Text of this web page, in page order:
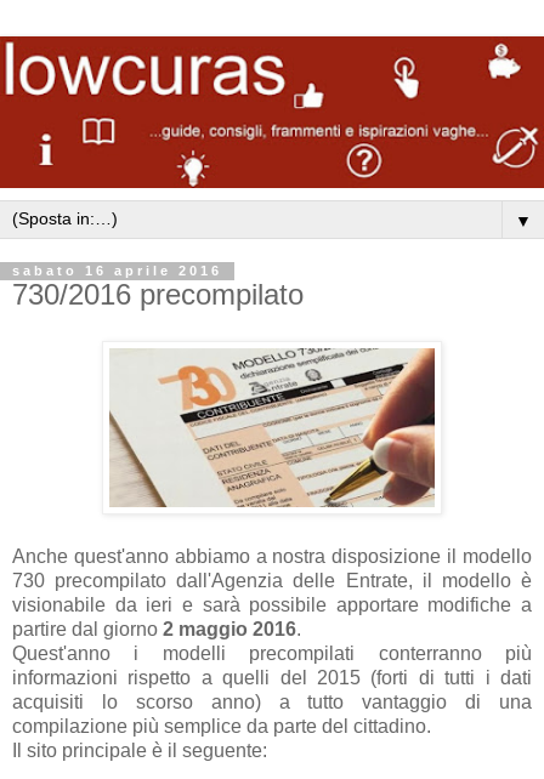
▼
sabato 16 aprile 2016
730/2016 precompilato
Anche quest'anno abbiamo a nostra disposizione il modello
730 precompilato dall'Agenzia delle Entrate, il modello è
visionabile da ieri e sarà possibile apportare modifiche a
partire dal giorno 2 maggio 2016.
Quest'anno i modelli precompilati conterranno più
informazioni rispetto a quelli del 2015 (forti di tutti i dati
acquisiti lo scorso anno) a tutto vantaggio di una
compilazione più semplice da parte del cittadino.
Il sito principale è il seguente: